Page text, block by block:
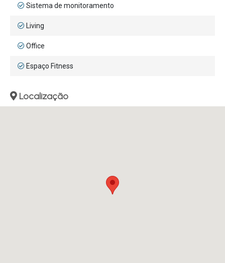
Sistema de monitoramento
Living
Office
Espaço Fitness
Localização